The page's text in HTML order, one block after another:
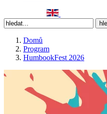
Domů
Program
HumbookFest 2026